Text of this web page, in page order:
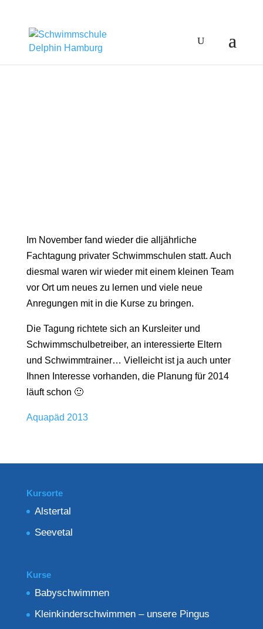
Im November fand wieder die alljährliche
Fachtagung privater Schwimmschulen statt. Auch
diesmal waren wir wieder mit einem kleinen Team
vor Ort um neues zu lernen und viele neue
Anregungen mit in die Kurse zu bringen.
Die Tagung richtete sich an Kursleiter und
Schwimmschulbetreiber, an interessierte Eltern
und Schwimmtrainer… Vielleicht ist ja auch unter
Ihnen Interesse vorhanden, die Planung für 2014
läuft schon 🙂
Aquapäd 2013
Kursorte
Alstertal
Seevetal
Kurse
Babyschwimmen
Kleinkinderschwimmen – unsere Pingus